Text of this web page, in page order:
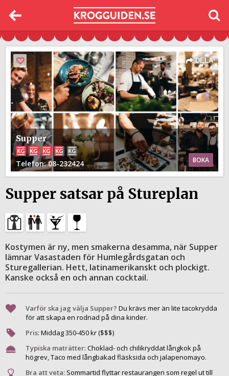
Supper
Telefon: 08-232424 BOKA
DELA
Supper satsar på Stureplan
Kostymen är ny, men smakerna desamma, när Supper
lämnar Vasastaden för Humlegårdsgatan och
Sturegallerian. Hett, latinamerikanskt och plockigt.
Kanske också en och annan cocktail.
Varför ska jag välja Supper? Du krävs mer än lite tacokrydda
för att skapa en rodnad på dina kinder.
Pris: Middag350-450kr ($$$)
Typiska maträtter: Choklad- och chilikryddat långkok på
högrev, Taco med långbakad fläsksida och jalapenomayo.
Bra att veta: Sommartid flyttar restaurangen som regel ut till